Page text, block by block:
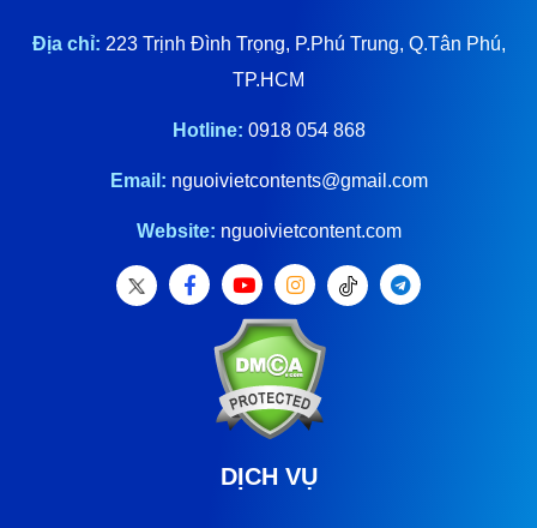
Địa chỉ: 223 Trịnh Đình Trọng, P.Phú Trung, Q.Tân Phú,
TP.HCM
Hotline: 0918 054 868
Email: nguoivietcontents@gmail.com
Website: nguoivietcontent.com
DỊCH VỤ